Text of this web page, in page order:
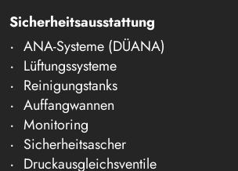
Sicherheitsausstattung
ANA-Systeme (DÜANA)
Lüftungssysteme
Reinigungstanks
Auffangwannen
Monitoring
Sicherheitsascher
Druckausgleichsventile